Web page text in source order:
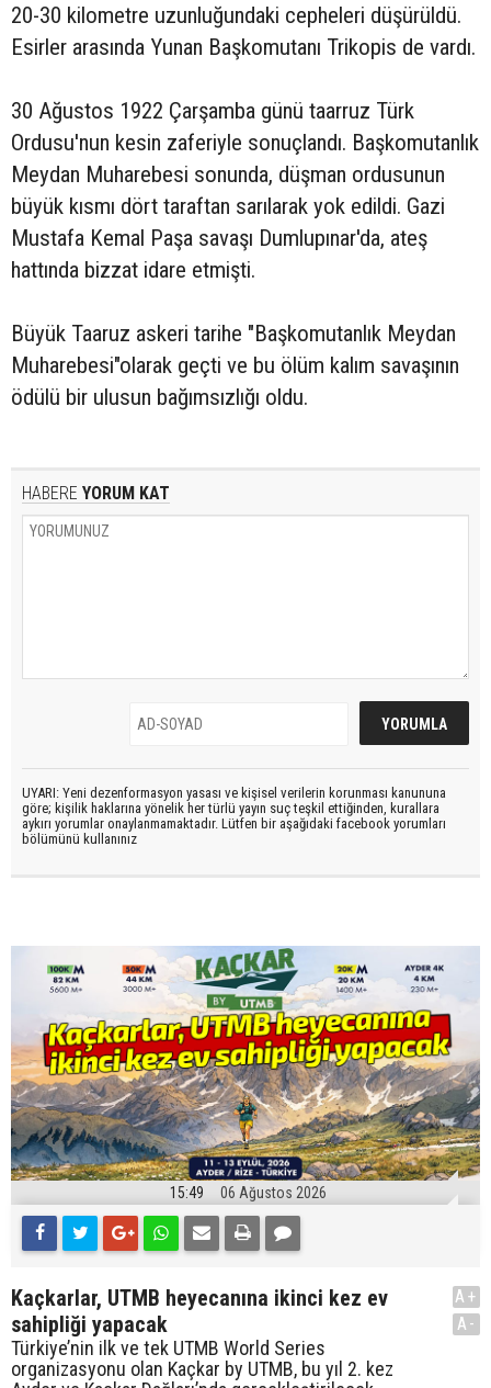
20-30 kilometre uzunluğundaki cepheleri düşürüldü.
Esirler arasında Yunan Başkomutanı Trikopis de vardı.
30 Ağustos 1922 Çarşamba günü taarruz Türk
Ordusu'nun kesin zaferiyle sonuçlandı. Başkomutanlık
Meydan Muharebesi sonunda, düşman ordusunun
büyük kısmı dört taraftan sarılarak yok edildi. Gazi
Mustafa Kemal Paşa savaşı Dumlupınar'da, ateş
hattında bizzat idare etmişti.
Büyük Taaruz askeri tarihe "Başkomutanlık Meydan
Muharebesi"olarak geçti ve bu ölüm kalım savaşının
ödülü bir ulusun bağımsızlığı oldu.
HABERE YORUM KAT
UYARI: Yeni dezenformasyon yasası ve kişisel verilerin korunması kanununa
göre; kişilik haklarına yönelik her türlü yayın suç teşkil ettiğinden, kurallara
aykırı yorumlar onaylanmamaktadır. Lütfen bir aşağıdaki facebook yorumları
bölümünü kullanınız
15:49 06 Ağustos 2026
Kaçkarlar, UTMB heyecanına ikinci kez ev
sahipliği yapacak
Türkiye’nin ilk ve tek UTMB World Series
organizasyonu olan Kaçkar by UTMB, bu yıl 2. kez
A+
A-